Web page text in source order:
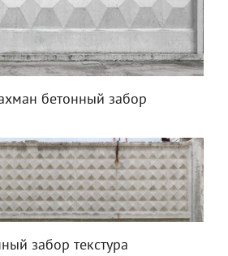
бетонный забор
забор текстура